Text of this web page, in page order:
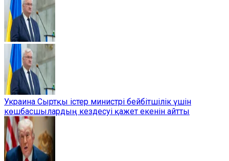
Украина Сыртқы істер министрі бейбітшілік үшін
көшбасшылардың кездесуі қажет екенін айтты